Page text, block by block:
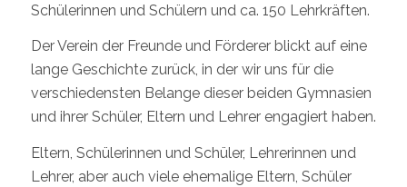
Schülerinnen und Schülern und ca. 150 Lehrkräften.
Der Verein der Freunde und Förderer blickt auf eine
lange Geschichte zurück, in der wir uns für die
verschiedensten Belange dieser beiden Gymnasien
und ihrer Schüler, Eltern und Lehrer engagiert haben.
Eltern, Schülerinnen und Schüler, Lehrerinnen und
Lehrer, aber auch viele ehemalige Eltern, Schüler